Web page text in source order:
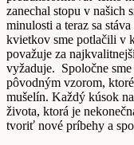
zanechal stopu v našich
minulosti a teraz sa
kvietkov sme potlačili v
považuje za
vyžaduje. Spoločne
pôvodným vzorom,
mušelín. Každý kúsok
života, ktorá je
tvoriť nové príbehy a